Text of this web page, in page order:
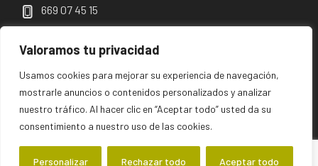
Valoramos tu privacidad
Usamos cookies para mejorar su experiencia de navegación,
mostrarle anuncios o contenidos personalizados y analizar
nuestro tráfico. Al hacer clic en “Aceptar todo” usted da su
consentimiento a nuestro uso de las cookies.
Personalizar Rechazar todo Aceptar todo
669 07 45 15